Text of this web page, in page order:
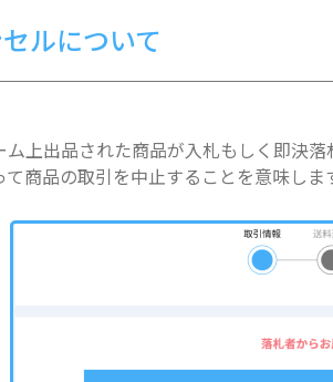
ルについて
ム上出品された商品が入札もしく即決
商品の取引を中止することを意味しま